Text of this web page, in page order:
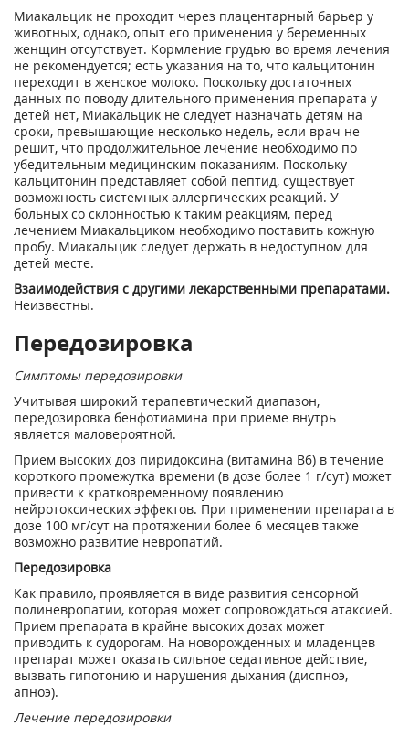
Миакальцик не проходит через плацентарный барьер у
животных, однако, опыт его применения у беременных
женщин отсутствует. Кормление грудью во время лечения
не рекомендуется; есть указания на то, что кальцитонин
переходит в женское молоко. Поскольку достаточных
данных по поводу длительного применения препарата у
детей нет, Миакальцик не следует назначать детям на
сроки, превышающие несколько недель, если врач не
решит, что продолжительное лечение необходимо по
убедительным медицинским показаниям. Поскольку
кальцитонин представляет собой пептид, существует
возможность системных аллергических реакций. У
больных со склонностью к таким реакциям, перед
лечением Миакальциком необходимо поставить кожную
пробу. Миакальцик следует держать в недоступном для
детей месте.
Взаимодействия с другими лекарственными препаратами.
Неизвестны.
Передозировка
Симптомы передозировки
Учитывая широкий терапевтический диапазон,
передозировка бенфотиамина при приеме внутрь
является маловероятной.
Прием высоких доз пиридоксина (витамина В6) в течение
короткого промежутка времени (в дозе более 1 г/сут) может
привести к кратковременному появлению
нейротоксических эффектов. При применении препарата в
дозе 100 мг/сут на протяжении более 6 месяцев также
возможно развитие невропатий.
Передозировка
Как правило, проявляется в виде развития сенсорной
полиневропатии, которая может сопровождаться атаксией.
Прием препарата в крайне высоких дозах может
приводить к судорогам. На новорожденных и младенцев
препарат может оказать сильное седативное действие,
вызвать гипотонию и нарушения дыхания (диспноэ,
апноэ).
Лечение передозировки